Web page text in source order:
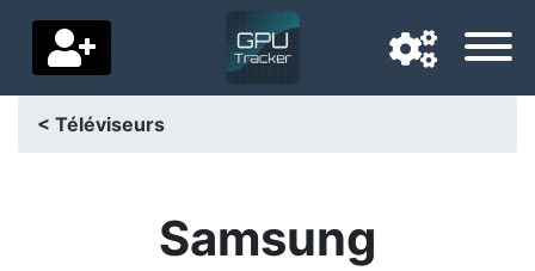
Pays de livraison
< Téléviseurs
Samsung